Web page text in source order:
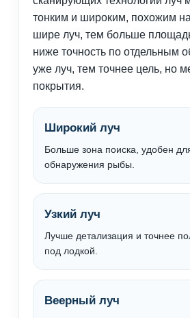
тонким и широким, похожим
шире луч, тем больше
ниже точность по отдельным
уже луч, тем точнее цель, но
покрытия.
Широкий луч
Больше зона поиска, удобен
обнаружения рыбы.
Узкий луч
Лучше детализация и точнее
под лодкой.
Веерный луч